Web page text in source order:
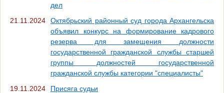
дел
21.11.2024
Октябрьский районный суд города Архангельска
объявил конкурс на формирование кадрового
резерва для замещения должности
государственной гражданской службы старшей
группы должностей государственной
гражданской службы категории "специалисты"
19.11.2024
Присяга судьи